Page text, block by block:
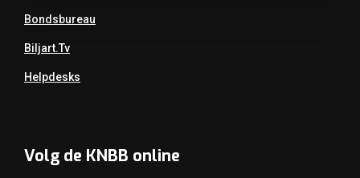
Bondsbureau
Biljart.tv
Helpdesks
Volg de KNBB online